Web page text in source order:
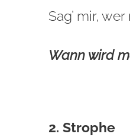
Sag’ mir,
Wann wird
2. Strophe